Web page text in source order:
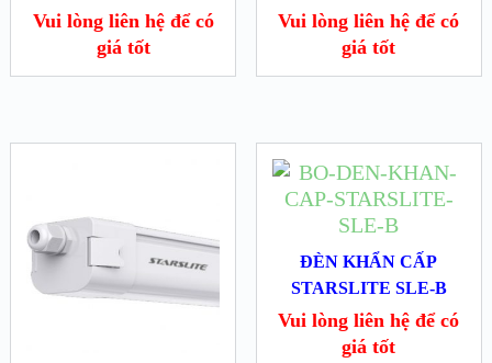
Vui lòng liên hệ để có
giá tốt
Vui lòng liên hệ để có
giá tốt
ĐÈN KHẨN CẤP
STARSLITE SLE-B
Vui lòng liên hệ để có
giá tốt